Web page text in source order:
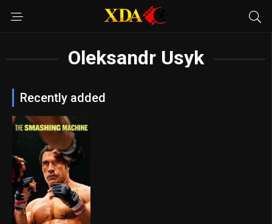
Oleksandr Usyk
Recently added